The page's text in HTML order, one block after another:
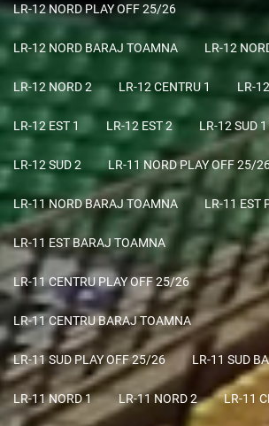
LR-12 NORD PLAY OFF 25/26
LR-12 NORD BARAJ TOAMNA LR-12
LR-12 NORD 2 LR-12 CENTRU 1 LR-
LR-12 EST 1 LR-12 EST 2 LR-12 SUD 1
LR-12 SUD 2 LR-11 NORD PLAY OFF 25/
LR-11 NORD BARAJ TOAMNA LR-11 EST
LR-11 EST BARAJ TOAMNA
LR-11 CENTRU PLAY OFF 25/26
LR-11 CENTRU BARAJ TOAMNA
LR-11 SUD PLAY OFF 25/26 LR-11 SUD
LR-11 NORD 1 LR-11 NORD 2 LR-11